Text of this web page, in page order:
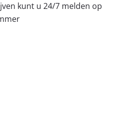
kunt u 24/7 melden op